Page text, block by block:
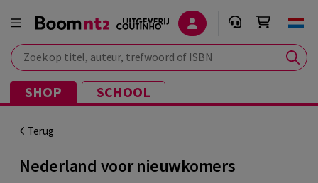
Zoek op titel, auteur, trefwoord of ISBN
SHOP SCHOOL
Terug
Nederland voor nieuwkomers